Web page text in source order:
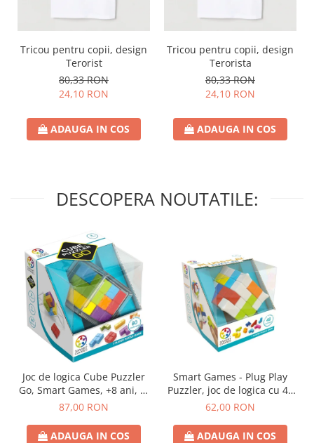
Tricou pentru copii, design
Terorist
80,33 RON
24,10 RON
ADAUGA IN COS
Tricou pentru copii, design
Terorista
80,33 RON
24,10 RON
ADAUGA IN COS
DESCOPERA NOUTATILE:
Joc de logica Cube Puzzler
Go, Smart Games, +8 ani, lb
romana
87,00 RON
ADAUGA IN COS
Smart Games - Plug Play
Puzzler, joc de logica cu 48
de provocari, 6+ ani, lb
62,00 RON
ADAUGA IN COS